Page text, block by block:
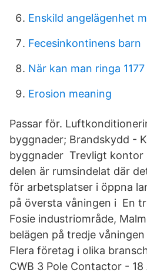
Enskild angelägenhet
Fecesinkontinens barn
När kan man ringa 1177
Erosion meaning
Passar för.
byggnader; Brandskydd -
byggnader Trevligt kontor
delen är rumsindelat där
för arbetsplatser i öppna
på översta våningen i En
Fosie industriområde,
belägen på tredje
Flera företag i olika
CWB 3 Pole Contactor - 18